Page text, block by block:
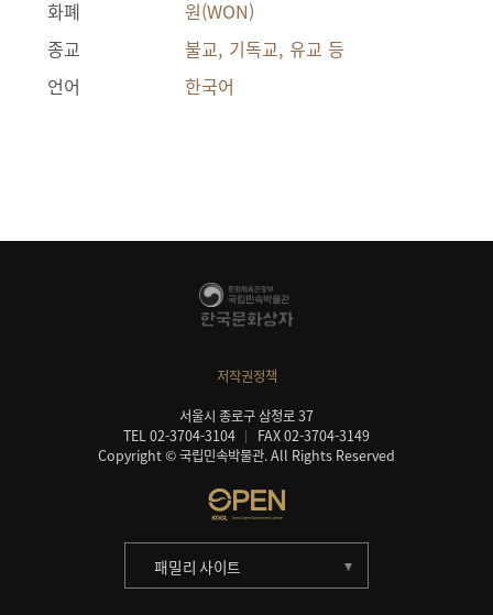
화폐
원(WON)
종교
불교, 기독교, 유교 등
언어
한국어
저작권정책
서울시 종로구 삼청로 37
TEL 02-3704-3104
FAX 02-3704-3149
Copyright © 국립민속박물관. All Rights Reserved
패밀리 사이트